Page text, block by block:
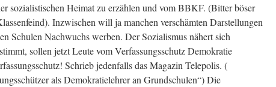
sozialistischen Heimat zu erzählen und vom BBKF. (Bitter böser
Inzwischen will ja manchen verschämten Darstellungen
Schulen Nachwuchs werben. Der Sozialismus nähert sich
sollen jetzt Leute vom Verfassungsschutz Demokratie
Schrieb jedenfalls das Magazin Telepolis. (
als Demokratielehrer an Grundschulen“) Die